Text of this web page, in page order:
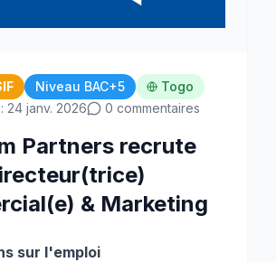
Niveau BAC+5
Togo
24 janv. 2026
0 commentaires
Partners recrute
& Marketing
sur l'emploi